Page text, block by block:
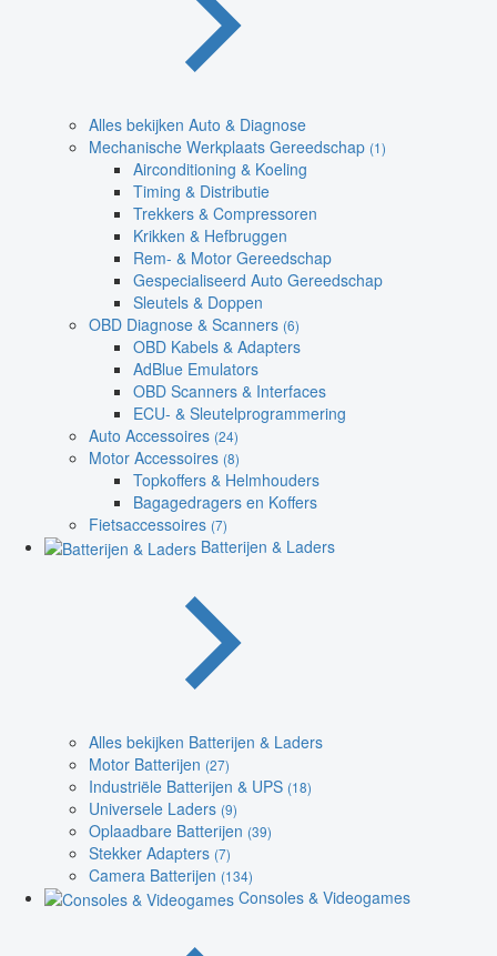
Alles bekijken Auto & Diagnose
Mechanische Werkplaats Gereedschap (1)
Airconditioning & Koeling
Timing & Distributie
Trekkers & Compressoren
Krikken & Hefbruggen
Rem- & Motor Gereedschap
Gespecialiseerd Auto Gereedschap
Sleutels & Doppen
OBD Diagnose & Scanners (6)
OBD Kabels & Adapters
AdBlue Emulators
OBD Scanners & Interfaces
ECU- & Sleutelprogrammering
Auto Accessoires (24)
Motor Accessoires (8)
Topkoffers & Helmhouders
Bagagedragers en Koffers
Fietsaccessoires (7)
Batterijen & Laders
Alles bekijken Batterijen & Laders
Motor Batterijen (27)
Industriële Batterijen & UPS (18)
Universele Laders (9)
Oplaadbare Batterijen (39)
Stekker Adapters (7)
Camera Batterijen (134)
Consoles & Videogames